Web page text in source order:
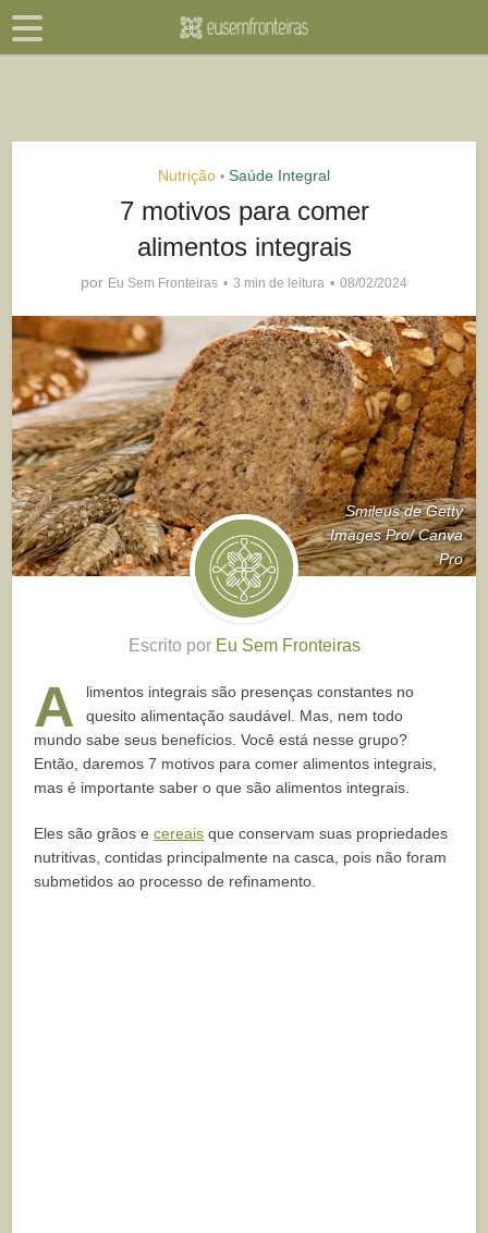
Nutrição • Saúde Integral
7 motivos para comer
alimentos integrais
por Eu Sem Fronteiras 3 min de leitura 08/02/2024
Smileus de Getty
Images Pro/ Canva
Pro
Escrito por Eu Sem Fronteiras
A
limentos integrais são presenças constantes no
quesito alimentação saudável. Mas, nem todo
mundo sabe seus benefícios. Você está nesse grupo?
Então, daremos 7 motivos para comer alimentos integrais,
mas é importante saber o que são alimentos integrais.
Eles são grãos ecereais que conservam suas propriedades
nutritivas, contidas principalmente na casca, pois não foram
submetidos ao processo de refinamento.